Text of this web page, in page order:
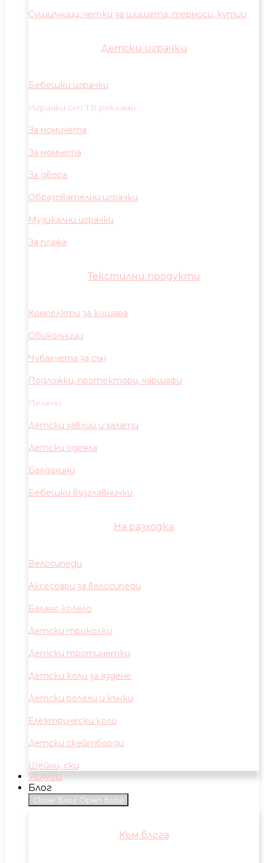
Сушилници, четки за шишета, термоси, кутии
Детски играчки
Бебешки играчки
Играчки от ТВ реклами
За момичета
За момчета
За двора
Образователни играчки
Музикални играчки
За плажа
Текстилни продукти
Компелкти за кошара
Обиколници
Чувалчета за сън
Подложки, протектори, чаршафи
Пелени
Детски хавлии и халати
Детски одеяла
Балдахини
Бебешки възглавнички
На разходка
Велосипеди
Аксесоари за велосипеди
Баланс колело
Детски триколки
Детски тротинетки
Детски коли за яздене
Детски ролели и кънки
Електрически коли
Детски скейтборди
Шейни, ски
Услуги
Блог
Close Блог Open Блог
Към блога